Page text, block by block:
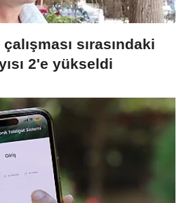
sırasındaki
2'e yükseldi